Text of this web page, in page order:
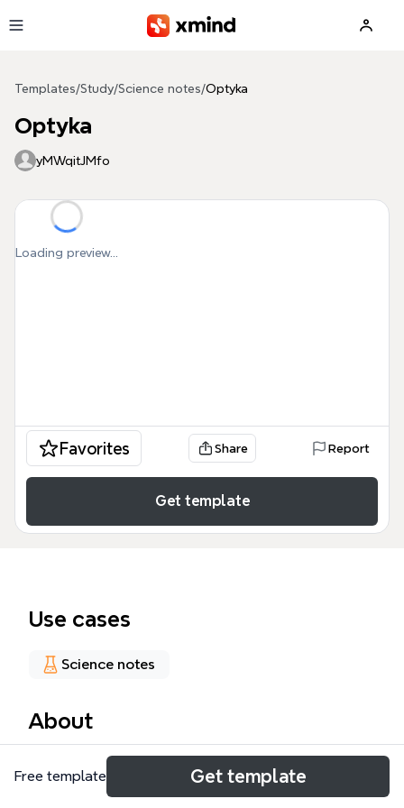
Templates/Study/Science notes/Optyka
Optyka
yMWqitJMfo
Loading preview...
Favorites Share Report
Get template
Use cases
Science notes
About
Optyka mind map to kompleksowe narzędzie
edukacyjne obejmujące 8 głównych gałęzi fizyki
Free template Get template